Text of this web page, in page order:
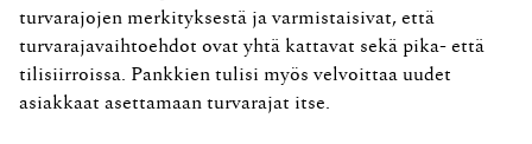
turvarajojen merkityksestä ja varmistaisivat, että
turvarajavaihtoehdot ovat yhtä kattavat sekä pika- että
tilisiirroissa. Pankkien tulisi myös velvoittaa uudet
asiakkaat asettamaan turvarajat itse.